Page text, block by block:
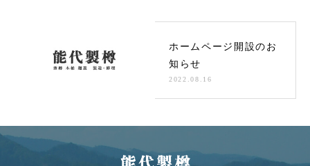
ホームページ開設のお
知らせ
2022.08.16